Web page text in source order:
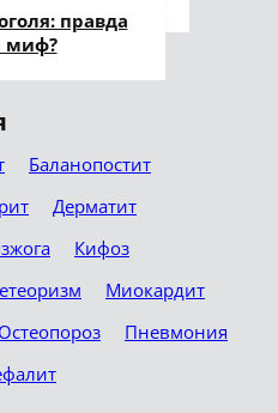
правда
миф?
Баланопостит
Дерматит
Кифоз
Миокардит
Остеопороз
Пневмония